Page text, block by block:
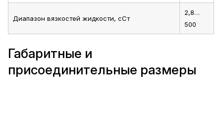
Диапазон вязкостей жидкости, сСт
2,8…
500
Габаритные и
присоединительные размеры